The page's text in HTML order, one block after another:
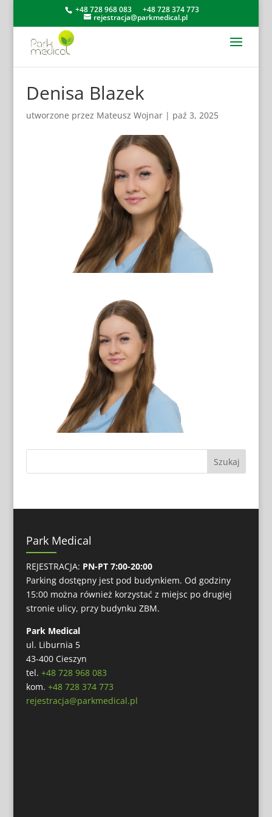
+48 728 968 083 +48 728 374 773
rejestracja@parkmedical.pl
Denisa Blazek
utworzone przez Mateusz Wojnar| paź 3, 2025
Park Medical
REJESTRACJA: PN-PT 7:00-20:00
Parking dostępny jest pod budynkiem. Od godziny
15:00 można również korzystać z miejsc po drugiej
stronie ulicy, przy budynku ZBM.
Park Medical
ul. Liburnia 5
43-400 Cieszyn
tel. +48 728 968 083
kom. +48 728 374 773
rejestracja@parkmedical.pl